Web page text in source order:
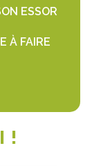
ESSOR
À FAIRE
!